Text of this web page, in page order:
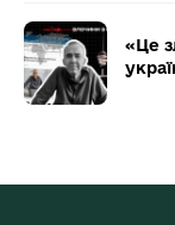
«Це